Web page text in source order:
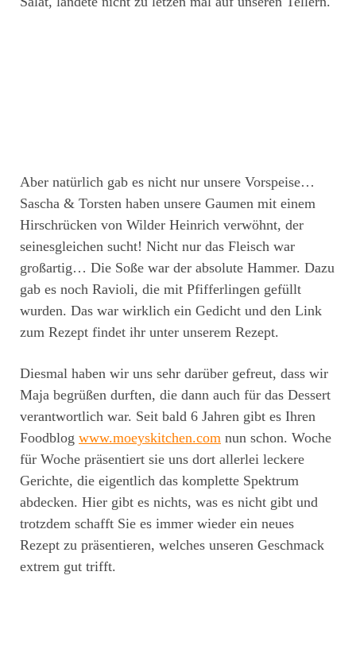
Aber natürlich gab es nicht nur unsere Vorspeise…
Sascha & Torsten haben unsere Gaumen mit einem
Hirschrücken von Wilder Heinrich verwöhnt, der
seinesgleichen sucht! Nicht nur das Fleisch war
großartig… Die Soße war der absolute Hammer. Dazu
gab es noch Ravioli, die mit Pfifferlingen gefüllt
wurden. Das war wirklich ein Gedicht und den Link
zum Rezept findet ihr unter unserem Rezept.
Diesmal haben wir uns sehr darüber gefreut, dass wir
Maja begrüßen durften, die dann auch für das Dessert
verantwortlich war. Seit bald 6 Jahren gibt es Ihren
Foodblog www.moeyskitchen.com nun schon. Woche
für Woche präsentiert sie uns dort allerlei leckere
Gerichte, die eigentlich das komplette Spektrum
abdecken. Hier gibt es nichts, was es nicht gibt und
trotzdem schafft Sie es immer wieder ein neues
Rezept zu präsentieren, welches unseren Geschmack
extrem gut trifft.